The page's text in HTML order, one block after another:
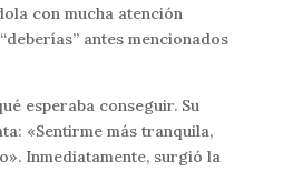
con mucha atención
antes mencionados
esperaba conseguir. Su
«Sentirme más tranquila,
Inmediatamente, surgió la